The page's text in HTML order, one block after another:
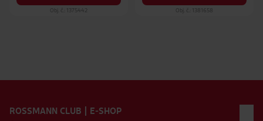
Obj. č.: 1375442 Obj. č.: 1381658
ROSSMANN CLUB | E-SHOP